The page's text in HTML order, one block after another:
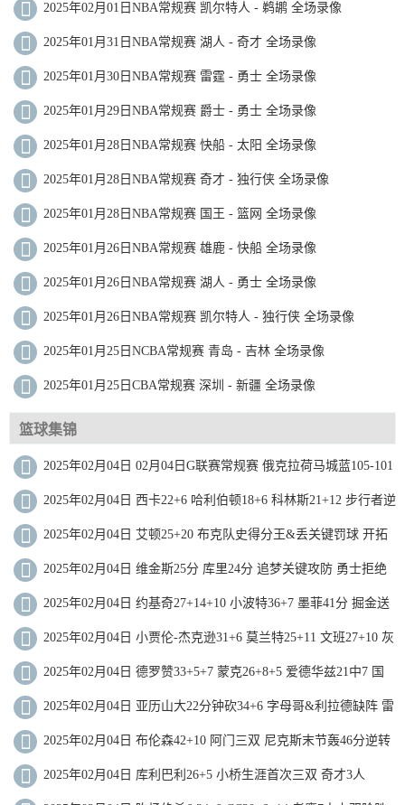
2025年02月01日NBA常规赛 凯尔特人 - 鹈鹕 全场录像
2025年01月31日NBA常规赛 湖人 - 奇才 全场录像
2025年01月30日NBA常规赛 雷霆 - 勇士 全场录像
2025年01月29日NBA常规赛 爵士 - 勇士 全场录像
2025年01月28日NBA常规赛 快船 - 太阳 全场录像
2025年01月28日NBA常规赛 奇才 - 独行侠 全场录像
2025年01月28日NBA常规赛 国王 - 篮网 全场录像
2025年01月26日NBA常规赛 雄鹿 - 快船 全场录像
2025年01月26日NBA常规赛 湖人 - 勇士 全场录像
2025年01月26日NBA常规赛 凯尔特人 - 独行侠 全场录像
2025年01月25日NCBA常规赛 青岛 - 吉林 全场录像
2025年01月25日CBA常规赛 深圳 - 新疆 全场录像
篮球集锦
2025年02月04日 02月04日G联赛常规赛 俄克拉荷马城蓝105-101
南湾湖人 全场集锦
2025年02月04日 西卡22+6 哈利伯顿18+6 科林斯21+12 步行者逆
转爵士迎4连胜
2025年02月04日 艾顿25+20 布克队史得分王&丢关键罚球 开拓
者加时再胜太阳
2025年02月04日 维金斯25分 库里24分 追梦关键攻防 勇士拒绝
魔术逆转
2025年02月04日 约基奇27+14+10 小波特36+7 墨菲41分 掘金送
鹈鹕6连败
2025年02月04日 小贾伦-杰克逊31+6 莫兰特25+11 文班27+10 灰
熊三杀马刺
2025年02月04日 德罗赞33+5+7 蒙克26+8+5 爱德华兹21中7 国
王力克森林狼
2025年02月04日 亚历山大22分钟砍34+6 字母哥&利拉德缺阵 雷
霆送雄鹿4连败
2025年02月04日 布伦森42+10 阿门三双 尼克斯末节轰46分逆转
送火箭三连败
2025年02月04日 库利巴利26+5 小桥生涯首次三双 奇才3人